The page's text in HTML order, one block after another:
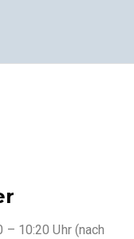
– 10:20 Uhr (nach